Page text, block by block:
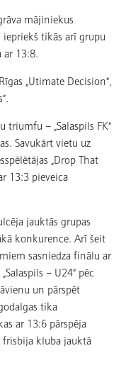
mājiniekus
tikās arī grupu
13:8.
„Utimate Decision”,
triumfu – „Salaspils FK”
Savukārt vietu uz
„Drop That
13:3 pieveica
jauktās grupas
konkurence. Arī šeit
sasniedza finālu ar
– U24” pēc
un pārspēt
tika
ar 13:6 pārspēja
frisbija kluba jauktā